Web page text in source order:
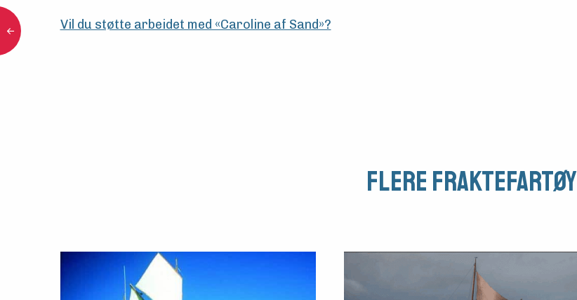
Vil du støtte arbeidet med «Caroline af Sand»?
Flere Fraktefartøy